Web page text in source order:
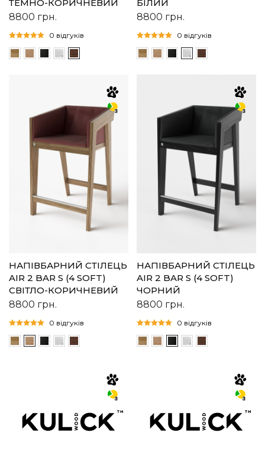
ТЕМНО-КОРИЧНЕВИЙ
8800 грн.
0 відгуків
БІЛИЙ
8800 грн.
0 відгуків
НАПІВБАРНИЙ СТІЛЕЦЬ
AIR 2 BAR S (4 SOFT)
СВІТЛО-КОРИЧНЕВИЙ
8800 грн.
0 відгуків
НАПІВБАРНИЙ СТІЛЕЦЬ
AIR 2 BAR S (4 SOFT)
ЧОРНИЙ
8800 грн.
0 відгуків